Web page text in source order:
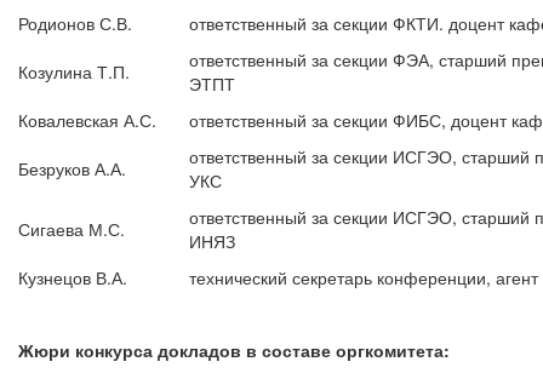
Родионов С.В.
ответственный за секции ФКТИ. доцент
Козулина Т.П.
ответственный за секции ФЭА, старший
ЭТПТ
Ковалевская А.С.
ответственный за секции ФИБС, доцент
Безруков А.А.
ответственный за секции ИСГЭО, старший
УКС
Сигаева М.С.
ответственный за секции ИСГЭО, старший
ИНЯЗ
Кузнецов В.А.
технический секретарь конференции,
Жюри конкурса докладов в составе оргкомитета: